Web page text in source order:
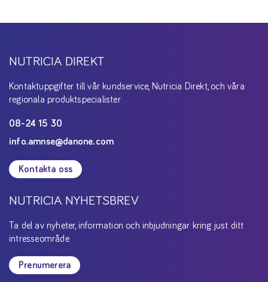
NUTRICIA DIREKT
Kontaktuppgifter till vår kundservice, Nutricia Direkt, och våra
regionala produktspecialister
08-24 15 30
info.amnse@danone.com
Kontakta oss
NUTRICIA NYHETSBREV
Ta del av nyheter, information och inbjudningar kring just ditt
intresseområde
Prenumerera